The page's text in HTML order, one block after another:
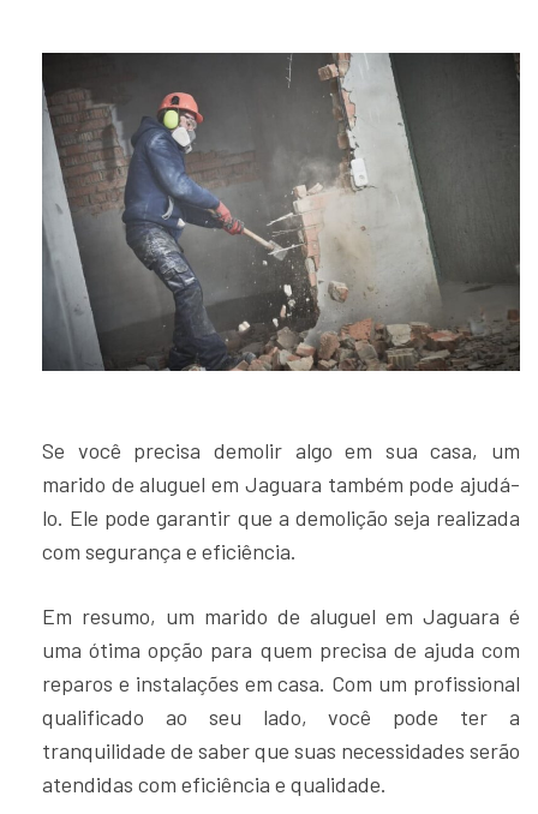
Se você precisa demolir algo em sua casa, um
marido de aluguel em Jaguara também pode ajudá-
lo. Ele pode garantir que a demolição seja realizada
com segurança e eficiência.
Em resumo, um marido de aluguel em Jaguara é
uma ótima opção para quem precisa de ajuda com
reparos e instalações em casa. Com um profissional
qualificado ao seu lado, você pode ter a
tranquilidade de saber que suas necessidades serão
atendidas com eficiência e qualidade.